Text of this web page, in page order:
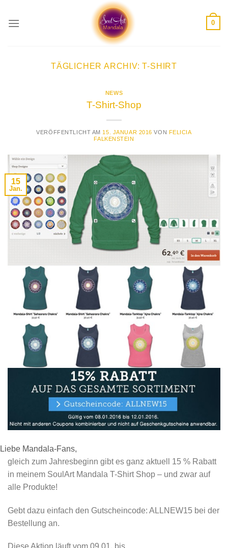
0
TÄGLICHER ARCHIV:T-SHIRT
NEWS
T-Shirt-Shop
VERÖFFENTLICHT AM 15. JANUAR 2016 VON FELICIA
FALKENSTEIN
15
Jan.
Liebe Mandala-Fans,
gleich zum Jahresbeginn gibt es ganz aktuell 15 % Rabatt
in meinem SoulArt Mandala T-Shirt Shop – und zwar auf
alle Produkte!
Gebt dazu einfach den Gutscheincode: ALLNEW15 bei der
Bestellung an.